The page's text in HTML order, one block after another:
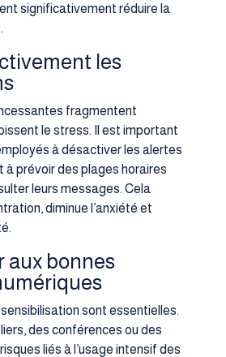
significativement réduire la
les
fragmentent
le stress. Il est important
à désactiver les alertes
à prévoir des plages horaires
leurs messages. Cela
diminue l’anxiété et
aux bonnes
sont essentielles.
des conférences ou des
liés à l’usage intensif des